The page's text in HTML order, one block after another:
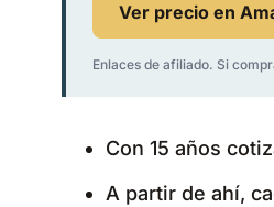
Ver precio en
Enlaces de afiliado. Si
Con 15 años
A partir de ahí,